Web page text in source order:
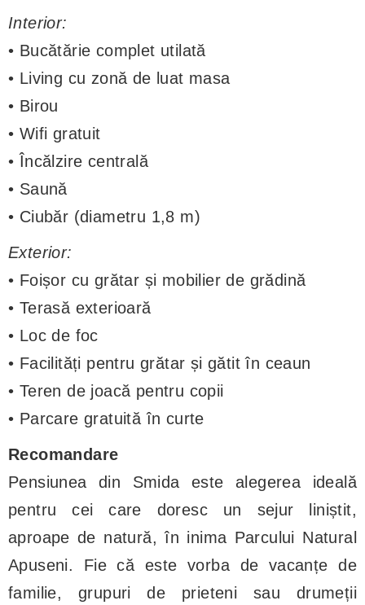
Interior:
• Bucătărie complet utilată
• Living cu zonă de luat masa
• Birou
• Wifi gratuit
• Încălzire centrală
• Saună
• Ciubăr (diametru 1,8 m)
Exterior:
• Foișor cu grătar și mobilier de grădină
• Terasă exterioară
• Loc de foc
• Facilități pentru grătar și gătit în ceaun
• Teren de joacă pentru copii
• Parcare gratuită în curte
Recomandare
Pensiunea din Smida este alegerea ideală
pentru cei care doresc un sejur liniștit,
aproape de natură, în inima Parcului Natural
Apuseni. Fie că este vorba de vacanțe de
familie, grupuri de prieteni sau drumeții